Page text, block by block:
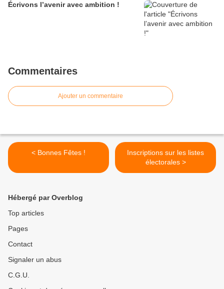
Écrivons l’avenir avec ambition !
Commentaires
Ajouter un commentaire
< Bonnes Fêtes !
Inscriptions sur les listes
électorales >
Hébergé par Overblog
Top articles
Pages
Contact
Signaler un abus
C.G.U.